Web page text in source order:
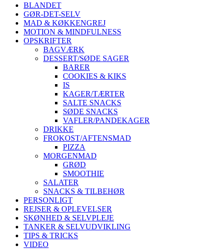
BLANDET
GØR-DET-SELV
MAD & KØKKENGREJ
MOTION & MINDFULNESS
OPSKRIFTER
BAGVÆRK
DESSERT/SØDE SAGER
BARER
COOKIES & KIKS
IS
KAGER/TÆRTER
SALTE SNACKS
SØDE SNACKS
VAFLER/PANDEKAGER
DRIKKE
FROKOST/AFTENSMAD
PIZZA
MORGENMAD
GRØD
SMOOTHIE
SALATER
SNACKS & TILBEHØR
PERSONLIGT
REJSER & OPLEVELSER
SKØNHED & SELVPLEJE
TANKER & SELVUDVIKLING
TIPS & TRICKS
VIDEO